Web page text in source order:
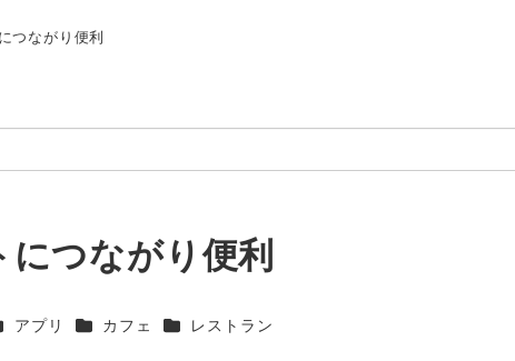
ながり便利
つながり便利
ゴリー
アプリ カテゴリー
カフェ カテゴリー
レストラン